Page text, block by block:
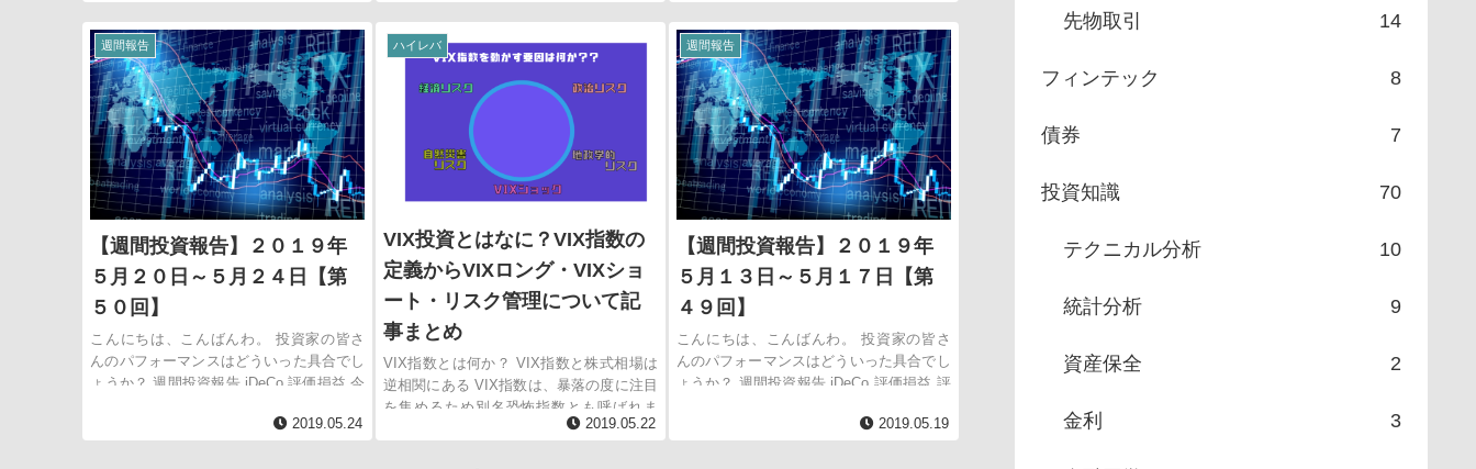
週間報告
【週間投資報告】２０１９年
５月２０日～５月２４日【第
５０回】
こんにちは、こんばんわ。 投資家の皆さ
んのパフォーマンスはどういった具合でし
ょうか？ 週間投資報告 iDeCo 評価損益 今
2019.05.24
ハイレバ
VIX投資とはなに？VIX指数の
定義からVIXロング・VIXショ
ート・リスク管理について記
事まとめ
VIX指数とは何か？ VIX指数と株式相場は
逆相関にある VIX指数は、暴落の度に注目
を集めるため別名恐怖指数とも呼ばれま
す。 指数の算出は米国の株価指数である
2019.05.22
週間報告
【週間投資報告】２０１９年
５月１３日～５月１７日【第
４９回】
こんにちは、こんばんわ。 投資家の皆さ
んのパフォーマンスはどういった具合でし
ょうか？ 週間投資報告 iDeCo 評価損益 評
2019.05.19
先物取引 14
フィンテック 8
債券 7
投資知識 70
テクニカル分析 10
統計分析 9
資産保全 2
金利 3